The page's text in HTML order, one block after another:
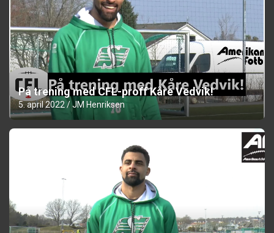
På trening med CFL-proff Kåre Vedvik!
5. april 2022 JM Henriksen